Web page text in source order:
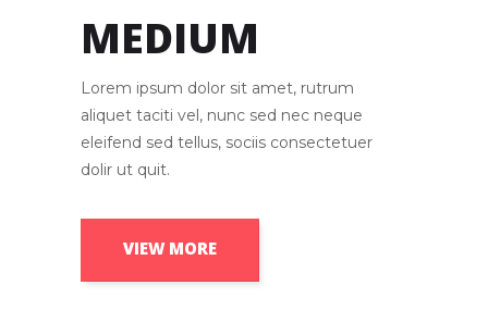
MEDIUM
Lorem ipsum dolor sit amet, rutrum
aliquet taciti vel, nunc sed nec neque
eleifend sed tellus, sociis consectetuer
dolir ut quit.
VIEW MORE